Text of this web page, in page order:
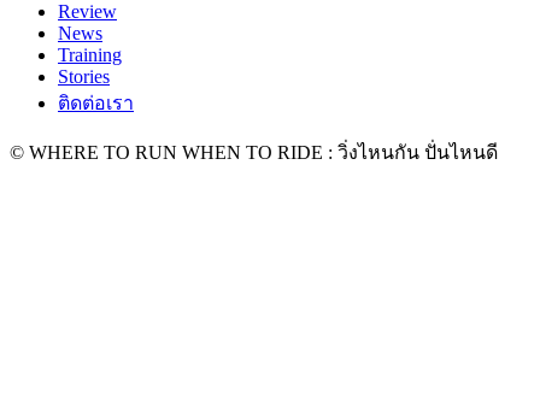
Review
News
Training
Stories
ติดต่อเรา
© WHERE TO RUN WHEN TO RIDE : วิ่งไหนกัน ปั่นไหนดี